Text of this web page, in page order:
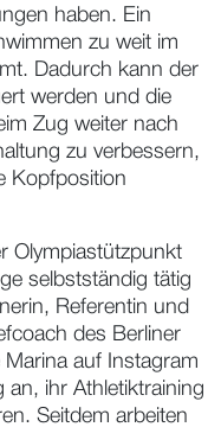
haben. Ein
zu weit im
Dadurch kann der
werden und die
Zug weiter nach
zu verbessern,
Kopfposition
Olympiastützpunkt
selbstständig tätig
Referentin und
des Berliner
auf Instagram
an, ihr Athletiktraining
Seitdem arbeiten